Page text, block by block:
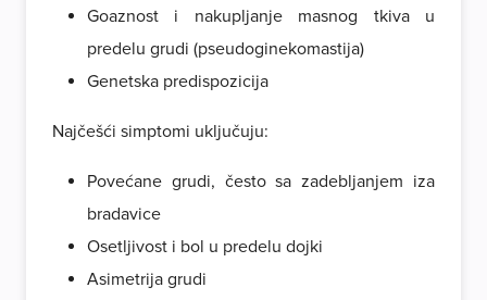
Goaznost i nakupljanje masnog tkiva u
predelu grudi (pseudoginekomastija)
Genetska predispozicija
Najčešći simptomi uključuju:
Povećane grudi, često sa zadebljanjem iza
bradavice
Osetljivost i bol u predelu dojki
Asimetrija grudi